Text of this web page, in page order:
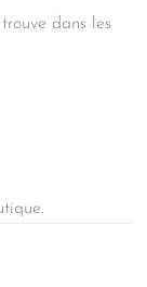
dans les